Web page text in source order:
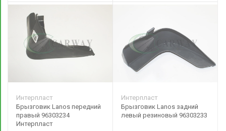
Интерпласт
Брызговик Lanos передний
правый 96303234
Интерпласт
Интерпласт
Брызговик Lanos задний
левый резиновый 96303233